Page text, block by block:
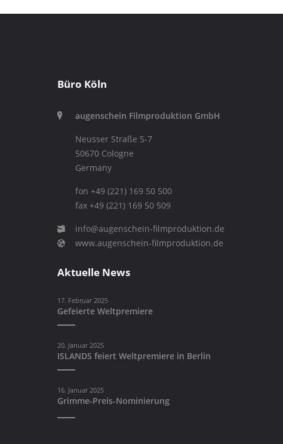
Büro Köln
augenschein Filmproduktion GmbH
Neusser Straße 5-7
50670 Cologne
Germany
fon +49 (221) 169 50 500
fax +49 (221) 169 50 509
info@augenschein-filmproduktion.de
www.augenschein-filmproduktion.de
Aktuelle News
17. Februar 2025
Gefeierte Weltpremiere
20. Januar 2025
ISLANDS feiert Weltpremiere in Berlin
16. Januar 2025
Grimme-Preis-Nominierung